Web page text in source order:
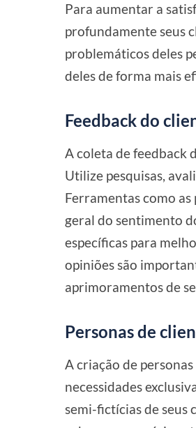
Para aumentar a
profundamente seus
problemáticos deles
deles de forma mais
Feedback do
A coleta de feedback
Utilize pesquisas,
Ferramentas como as
geral do sentimento
específicas para
opiniões são
aprimoramentos de
Personas de
A criação de
necessidades
semi-fictícias de seus